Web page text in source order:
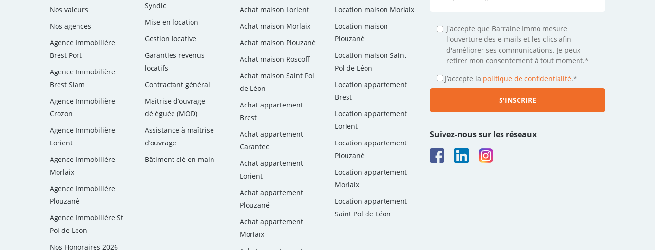
Nos valeurs
Nos agences
Agence Immobilière
Brest Port
Agence Immobilière
Brest Siam
Agence Immobilière
Crozon
Agence Immobilière
Lorient
Agence Immobilière
Morlaix
Agence Immobilière
Plouzané
Agence Immobilière St
Pol de Léon
Nos Honoraires 2026
Syndic
Mise en location
Gestion locative
Garanties revenus
locatifs
Contractant général
Maitrise d’ouvrage
déléguée (MOD)
Assistance à maîtrise
d’ouvrage
Bâtiment clé en main
Achat maison Lorient
Achat maison Morlaix
Achat maison Plouzané
Achat maison Roscoff
Achat maison Saint Pol
de Léon
Achat appartement
Brest
Achat appartement
Carantec
Achat appartement
Lorient
Achat appartement
Plouzané
Achat appartement
Morlaix
Location maison Morlaix
Location maison
Plouzané
Location maison Saint
Pol de Léon
Location appartement
Brest
Location appartement
Lorient
Location appartement
Plouzané
Location appartement
Morlaix
Location appartement
Saint Pol de Léon
J'accepte que Barraine Immo mesure
l'ouverture des e-mails et les clics afin
d'améliorer ses communications. Je peux
retirer mon consentement à tout moment.*
J’accepte la politique de confidentialité.*
Suivez-nous sur les réseaux